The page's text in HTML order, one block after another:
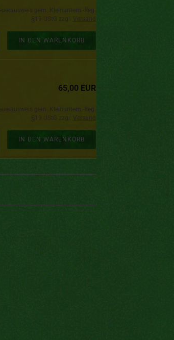
IN DEN WARENKORB
65,00 EUR
IN DEN WARENKORB